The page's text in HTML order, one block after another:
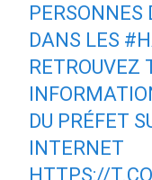
PERSONNES
DANS LES
RETROUVEZ
DU PRÉFET
INTERNET
HTTPS://